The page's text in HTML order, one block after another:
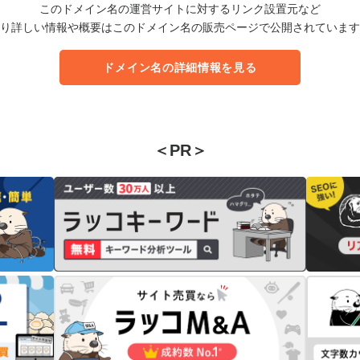
このドメイン名の運営サイトに対するリンク設置元など
詳しい情報や概要はこのドメイン名の販売ページで公開されていま
ドメイン名の詳細情報を見る
＜PR＞